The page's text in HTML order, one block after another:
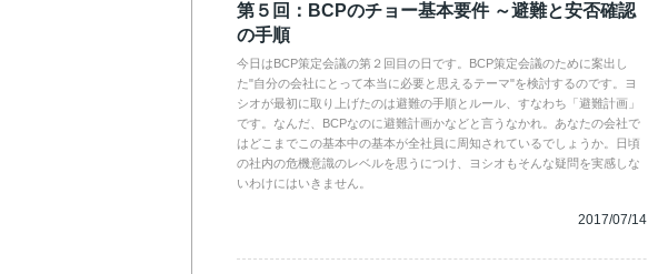
第５回：BCPのチョー基本要件 ～避難と安否確認
の手順
今日はBCP策定会議の第２回目の日です。BCP策定会議のために案出し
た"自分の会社にとって本当に必要と思えるテーマ"を検討するのです。ヨ
シオが最初に取り上げたのは避難の手順とルール、すなわち「避難計画」
です。なんだ、BCPなのに避難計画かなどと言うなかれ。あなたの会社で
はどこまでこの基本中の基本が全社員に周知されているでしょうか。日頃
の社内の危機意識のレベルを思うにつけ、ヨシオもそんな疑問を実感しな
いわけにはいきません。
2017/07/14